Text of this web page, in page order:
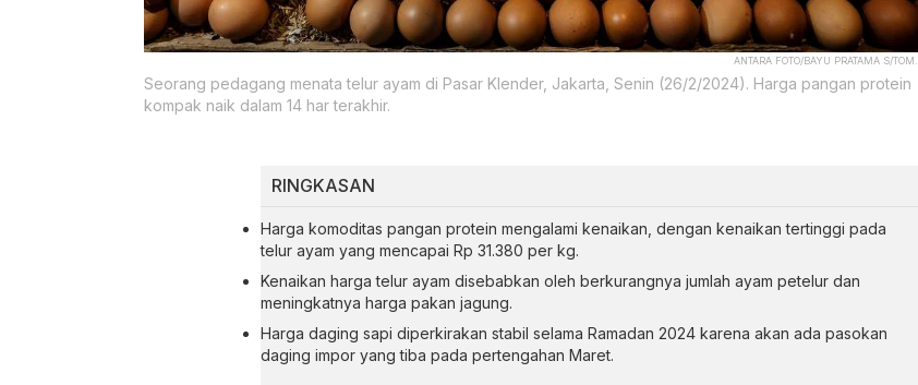
ANTARA FOTO/BAYU PRATAMA S/TOM.
Seorang pedagang menata telur ayam di Pasar Klender, Jakarta, Senin (26/2/2024). Harga pangan protein
kompak naik dalam 14 har terakhir.
RINGKASAN
Harga komoditas pangan protein mengalami kenaikan, dengan kenaikan tertinggi pada
telur ayam yang mencapai Rp 31.380 per kg.
Kenaikan harga telur ayam disebabkan oleh berkurangnya jumlah ayam petelur dan
meningkatnya harga pakan jagung.
Harga daging sapi diperkirakan stabil selama Ramadan 2024 karena akan ada pasokan
daging impor yang tiba pada pertengahan Maret.